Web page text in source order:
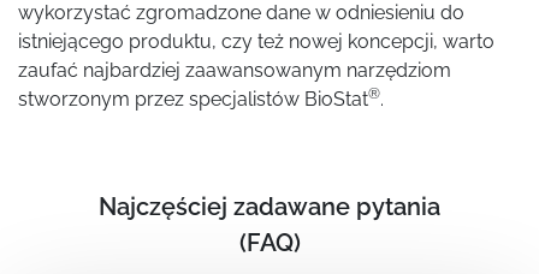
wykorzystać zgromadzone dane w odniesieniu do
istniejącego produktu, czy też nowej koncepcji, warto
zaufać najbardziej zaawansowanym narzędziom
stworzonym przez specjalistów BioStat®.
Najczęściej zadawane pytania
(FAQ)